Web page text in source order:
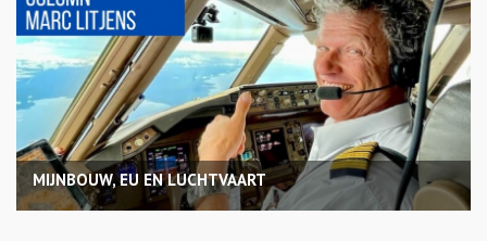
MIJNBOUW, EU EN LUCHTVAART